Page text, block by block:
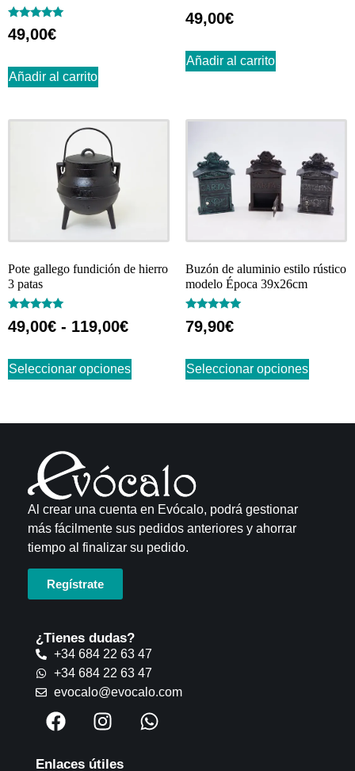
Valorado
con
49,00€
Añadir al carrito
49,00€
Añadir al carrito
Pote gallego fundición de hierro
3 patas
Valorado
con
49,00€ - 119,00€
Seleccionar opciones
Buzón de aluminio estilo rústico
modelo Época 39x26cm
Valorado
con
79,90€
Seleccionar opciones
Al crear una cuenta en Evócalo, podrá gestionar
más fácilmente sus pedidos anteriores y ahorrar
tiempo al finalizar su pedido.
Regístrate
¿Tienes dudas?
+34 684 22 63 47
+34 684 22 63 47
evocalo@evocalo.com
Enlaces útiles